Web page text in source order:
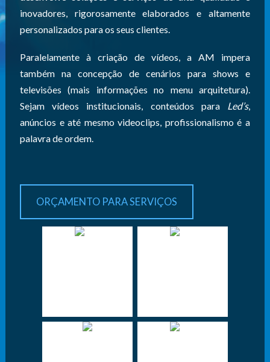
inovadores, rigorosamente elaborados e altamente
personalizados para os seus clientes.
Paralelamente à criação de vídeos, a AM impera
também na concepção de cenários para shows e
televisões (mais informações no menu arquitetura).
Sejam vídeos institucionais, conteúdos para Led’s,
anúncios e até mesmo videoclips, profissionalismo é a
palavra de ordem.
ORÇAMENTO PARA SERVIÇOS